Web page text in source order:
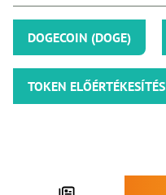
DOGECOIN (DOGE)
TOKEN ELŐÉRTÉKESÍTÉS